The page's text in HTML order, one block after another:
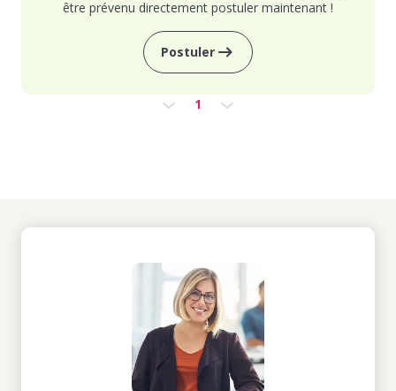
être prévenu directement postuler maintenant !
Postuler
1